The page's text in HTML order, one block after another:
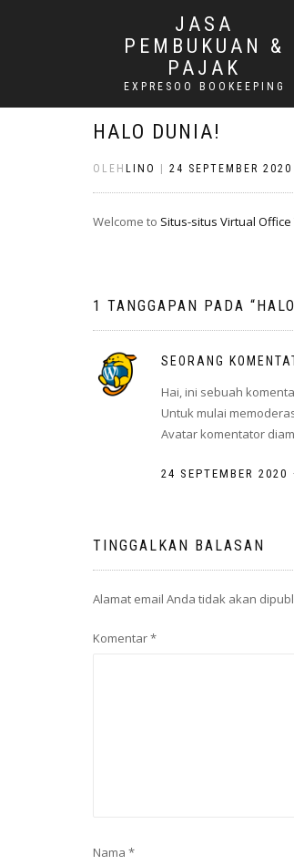
JASA
PEMBUKUAN &
PAJAK
EXPRESOO BOOKEEPING
HALO DUNIA!
OLEH LINO 24 SEPTEMBER 2020
Welcome to Situs-situs Virtual
1 TANGGAPAN PADA “
SEORANG
Hai, ini sebuah
Untuk mulai
Avatar komentator
24 SEPTEMBER 2020
TINGGALKAN BALASAN
Alamat email Anda tidak akan
Komentar*
Nama *